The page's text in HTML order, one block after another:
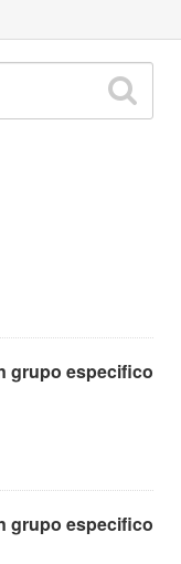
grupo especifico
grupo especifico